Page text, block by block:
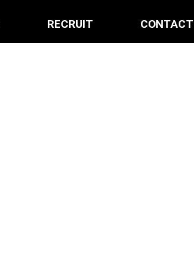
RECRUIT CONTACT